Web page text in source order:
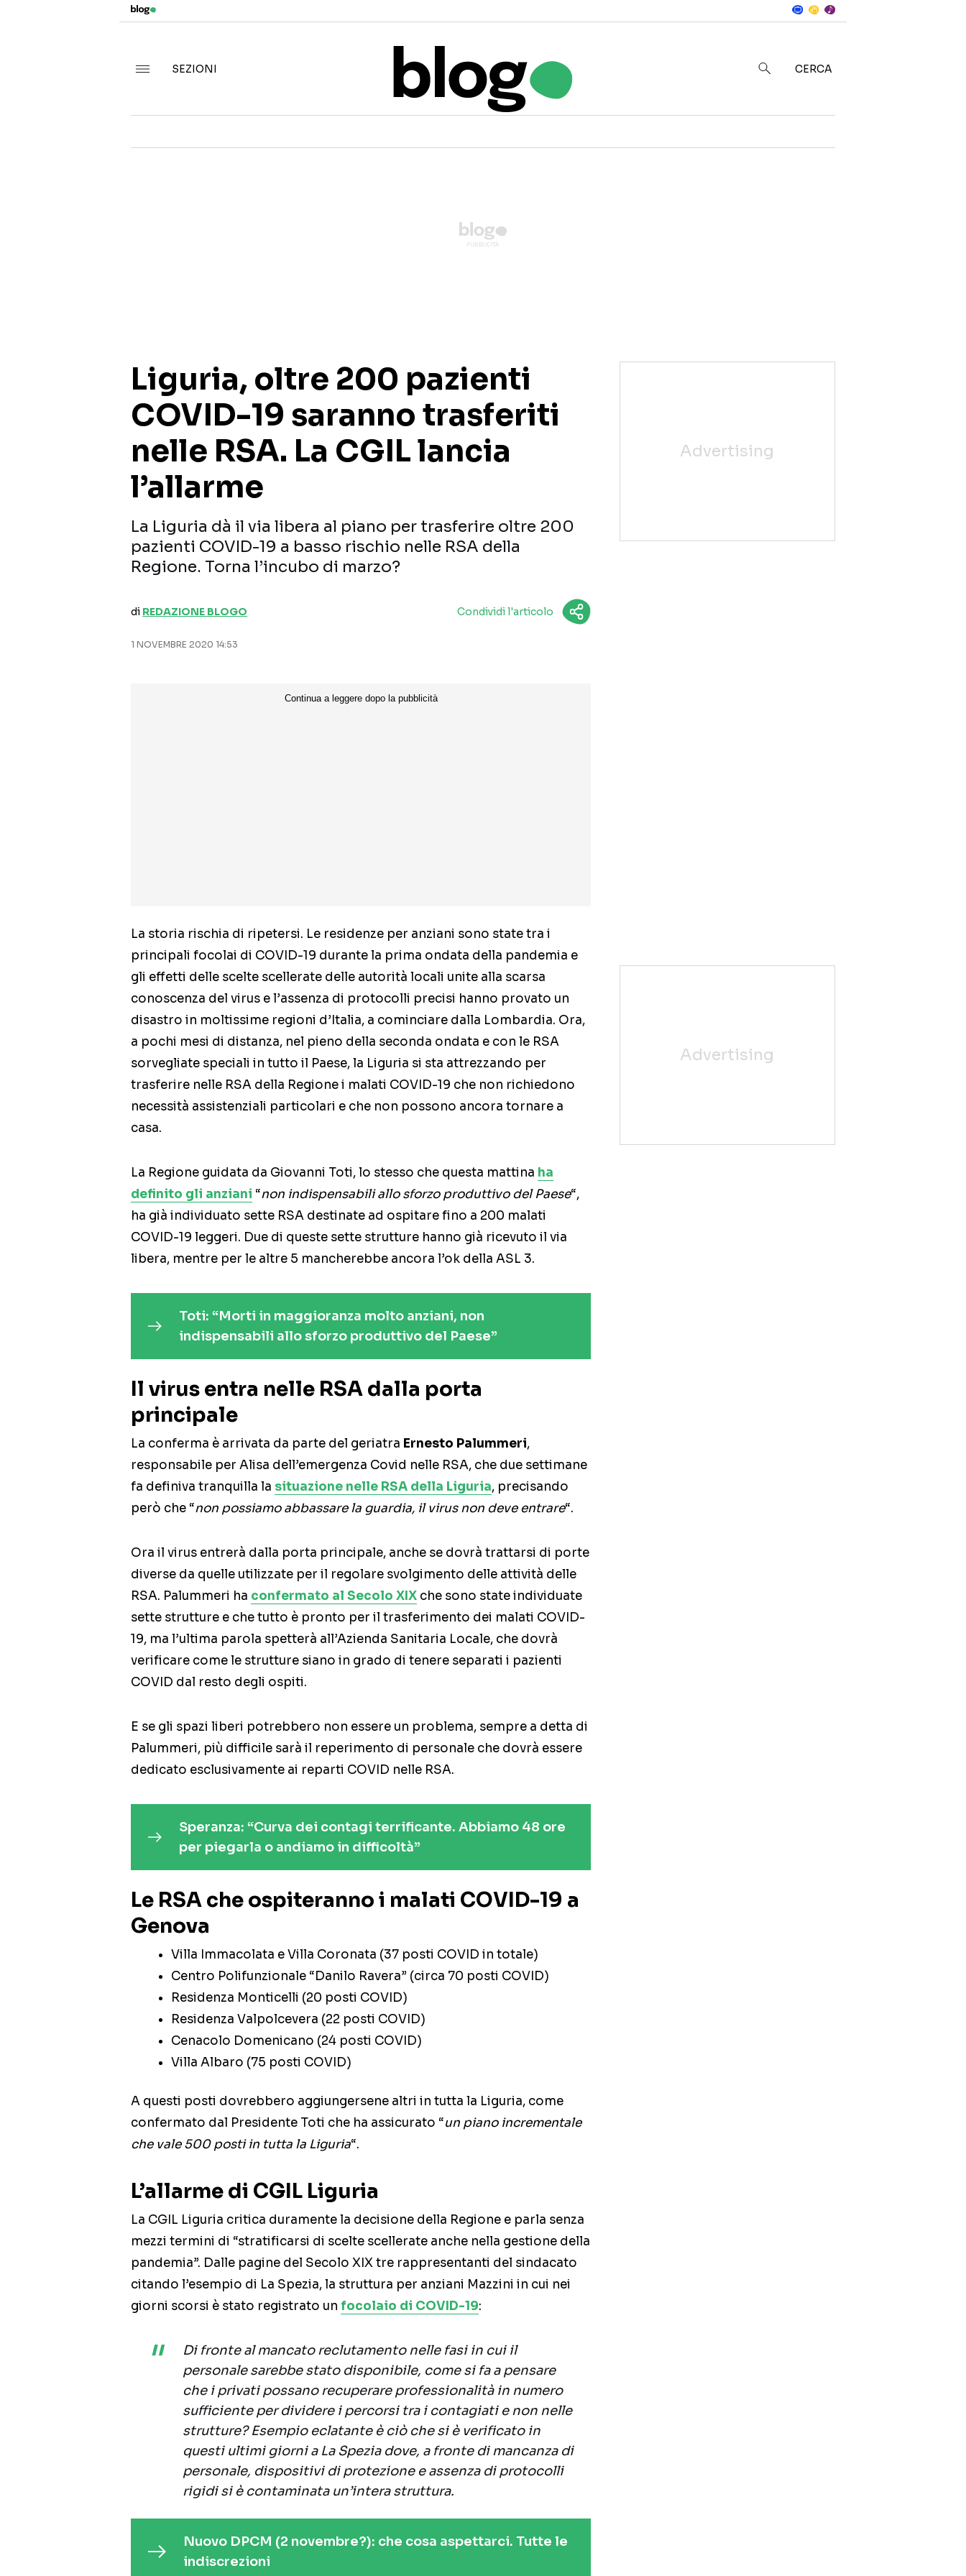
SEZIONI
CERCA
Liguria, oltre 200 pazienti
COVID-19 saranno trasferiti
nelle RSA. La CGIL lancia
l’allarme
La Liguria dà il via libera al piano per trasferire oltre 200
pazienti COVID-19 a basso rischio nelle RSA della
Regione. Torna l’incubo di marzo?
di REDAZIONE BLOGO Condividi l'articolo
1 NOVEMBRE 2020 14:53
La storia rischia di ripetersi. Le residenze per anziani sono state tra i
principali focolai di COVID-19 durante la prima ondata della pandemia e
gli effetti delle scelte scellerate delle autorità locali unite alla scarsa
conoscenza del virus e l’assenza di protocolli precisi hanno provato un
disastro in moltissime regioni d’Italia, a cominciare dalla Lombardia. Ora,
a pochi mesi di distanza, nel pieno della seconda ondata e con le RSA
sorvegliate speciali in tutto il Paese, la Liguria si sta attrezzando per
trasferire nelle RSA della Regione i malati COVID-19 che non richiedono
necessità assistenziali particolari e che non possono ancora tornare a
casa.
La Regione guidata da Giovanni Toti, lo stesso che questa mattina ha
definito gli anziani “non indispensabili allo sforzo produttivo del Paese“,
ha già individuato sette RSA destinate ad ospitare fino a 200 malati
COVID-19 leggeri. Due di queste sette strutture hanno già ricevuto il via
libera, mentre per le altre 5 mancherebbe ancora l’ok della ASL 3.
Toti: “Morti in maggioranza molto anziani, non
indispensabili allo sforzo produttivo del Paese”
Il virus entra nelle RSA dalla porta
principale
La conferma è arrivata da parte del geriatra Ernesto Palummeri,
responsabile per Alisa dell’emergenza Covid nelle RSA, che due settimane
fa definiva tranquilla la situazione nelle RSA della Liguria, precisando
però che “non possiamo abbassare la guardia, il virus non deve entrare“.
Ora il virus entrerà dalla porta principale, anche se dovrà trattarsi di porte
diverse da quelle utilizzate per il regolare svolgimento delle attività delle
RSA. Palummeri ha confermato al Secolo XIX che sono state individuate
sette strutture e che tutto è pronto per il trasferimento dei malati COVID-
19, ma l’ultima parola spetterà all’Azienda Sanitaria Locale, che dovrà
verificare come le strutture siano in grado di tenere separati i pazienti
COVID dal resto degli ospiti.
E se gli spazi liberi potrebbero non essere un problema, sempre a detta di
Palummeri, più difficile sarà il reperimento di personale che dovrà essere
dedicato esclusivamente ai reparti COVID nelle RSA.
Speranza: “Curva dei contagi terrificante. Abbiamo 48 ore
per piegarla o andiamo in difficoltà”
Le RSA che ospiteranno i malati COVID-19 a
Genova
Villa Immacolata e Villa Coronata (37 posti COVID in totale)
Centro Polifunzionale “Danilo Ravera” (circa 70 posti COVID)
Residenza Monticelli (20 posti COVID)
Residenza Valpolcevera (22 posti COVID)
Cenacolo Domenicano (24 posti COVID)
Villa Albaro (75 posti COVID)
A questi posti dovrebbero aggiungersene altri in tutta la Liguria, come
confermato dal Presidente Toti che ha assicurato “un piano incrementale
che vale 500 posti in tutta la Liguria“.
L’allarme di CGIL Liguria
La CGIL Liguria critica duramente la decisione della Regione e parla senza
mezzi termini di “stratificarsi di scelte scellerate anche nella gestione della
pandemia”. Dalle pagine del Secolo XIX tre rappresentanti del sindacato
citando l’esempio di La Spezia, la struttura per anziani Mazzini in cui nei
giorni scorsi è stato registrato un focolaio di COVID-19:
Di fronte al mancato reclutamento nelle fasi in cui il
personale sarebbe stato disponibile, come si fa a pensare
che i privati possano recuperare professionalità in numero
sufficiente per dividere i percorsi tra i contagiati e non nelle
strutture? Esempio eclatante è ciò che si è verificato in
questi ultimi giorni a La Spezia dove, a fronte di mancanza di
personale, dispositivi di protezione e assenza di protocolli
rigidi si è contaminata un’intera struttura.
Nuovo DPCM (2 novembre?): che cosa aspettarci. Tutte le
indiscrezioni